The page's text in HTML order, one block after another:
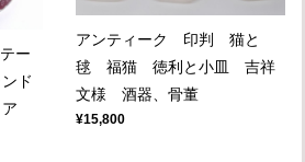
ー
ド
アンティーク 印判 猫と
毬 福猫 徳利と小皿 吉祥
文様 酒器、骨董
¥15,800